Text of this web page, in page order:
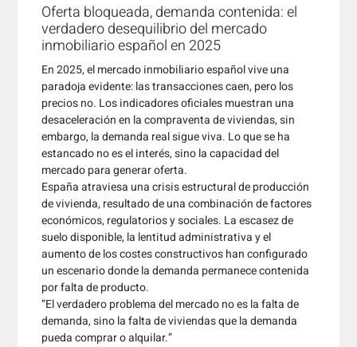
Oferta bloqueada, demanda contenida: el
verdadero desequilibrio del mercado
inmobiliario español en 2025
En 2025, el mercado inmobiliario español vive una
paradoja evidente: las transacciones caen, pero los
precios no. Los indicadores oficiales muestran una
desaceleración en la compraventa de viviendas, sin
embargo, la demanda real sigue viva. Lo que se ha
estancado no es el interés, sino la capacidad del
mercado para generar oferta.
España atraviesa una crisis estructural de producción
de vivienda, resultado de una combinación de factores
económicos, regulatorios y sociales. La escasez de
suelo disponible, la lentitud administrativa y el
aumento de los costes constructivos han configurado
un escenario donde la demanda permanece contenida
por falta de producto.
“El verdadero problema del mercado no es la falta de
demanda, sino la falta de viviendas que la demanda
pueda comprar o alquilar.”